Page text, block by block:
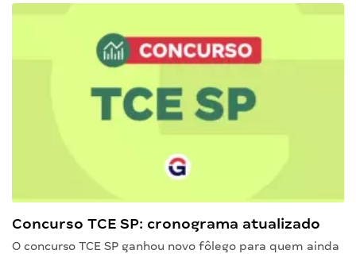
Concurso TCE SP: cronograma atualizado
O concurso TCE SP ganhou novo fôlego para quem ainda